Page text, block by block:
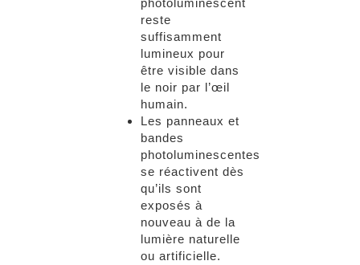
photoluminescent
reste
suffisamment
lumineux pour
être visible dans
le noir par l’œil
humain.
Les panneaux et
bandes
photoluminescentes
se réactivent dès
qu’ils sont
exposés à
nouveau à de la
lumière naturelle
ou artificielle.